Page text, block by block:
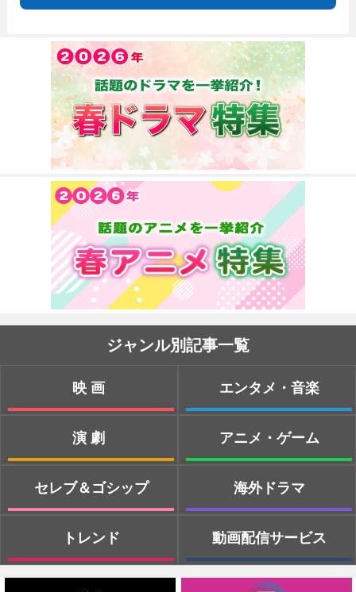
ジャンル別記事一覧
映画
演劇
セレブ＆ゴシップ
トレンド
エンタメ・音楽
アニメ・ゲーム
海外ドラマ
動画配信サービス